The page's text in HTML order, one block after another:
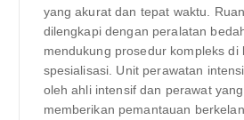
yang akurat dan tepat waktu.
dilengkapi dengan peralatan
mendukung prosedur kompleks di
spesialisasi. Unit perawatan
oleh ahli intensif dan perawat
memberikan pemantauan